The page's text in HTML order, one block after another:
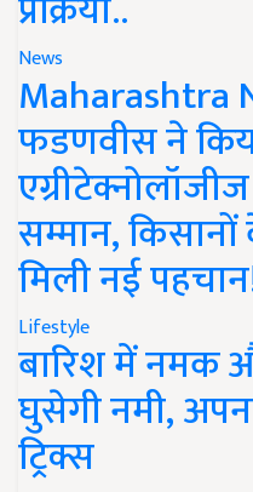
News
Maharashtra
फडणवीस ने
सम्मान,
मिली नई
Lifestyle
बारिश में नमक
घुसेगी नमी,
ट्रिक्स